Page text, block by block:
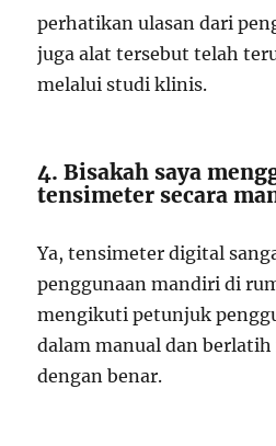
perhatikan ulasan dari
juga alat tersebut telah
melalui studi klinis.
4. Bisakah saya
tensimeter secara
Ya, tensimeter digital
penggunaan mandiri di
mengikuti petunjuk
dalam manual dan
dengan benar.